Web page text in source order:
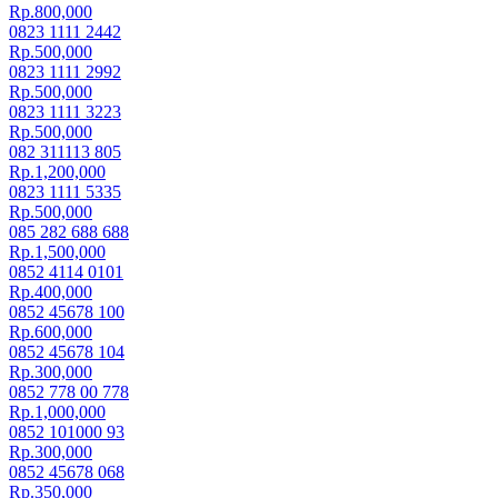
Rp.800,000
0823 1111 2442
Rp.500,000
0823 1111 2992
Rp.500,000
0823 1111 3223
Rp.500,000
082 311113 805
Rp.1,200,000
0823 1111 5335
Rp.500,000
085 282 688 688
Rp.1,500,000
0852 4114 0101
Rp.400,000
0852 45678 100
Rp.600,000
0852 45678 104
Rp.300,000
0852 778 00 778
Rp.1,000,000
0852 101000 93
Rp.300,000
0852 45678 068
Rp.350,000